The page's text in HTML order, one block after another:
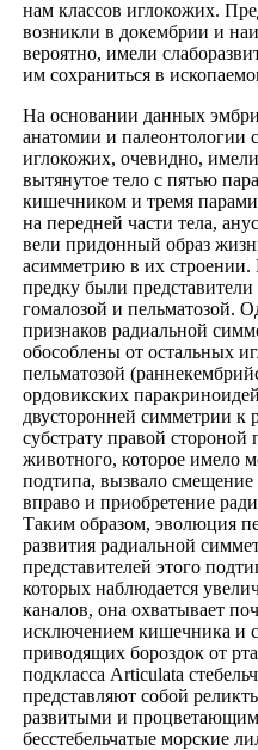
нам классов иглокожих.
возникли в докембрии и
вероятно, имели
им сохраниться в
На основании данных
анатомии и палеонтологии
иглокожих, очевидно,
вытянутое тело с пятью
кишечником и тремя
на передней части тела,
вели придонный образ
асимметрию в их строении.
предку были
гомалозой и пельматозой.
признаков радиальной
обособлены от остальных
пельматозой
ордовикских
двусторонней симметрии к
субстрату правой стороной
животного, которое имело
подтипа, вызвало
вправо и приобретение
Таким образом, эволюция
развития радиальной
представителей этого
которых наблюдается
каналов, она охватывает
исключением кишечника и
приводящих бороздок от
подкласса Articulata
представляют собой
развитыми и
бесстебельчатые морские